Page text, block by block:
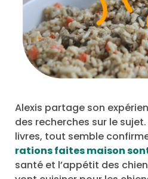
Alexis partage son
des recherches sur le
livres, tout semble
rations faites maison
santé et l’appétit des